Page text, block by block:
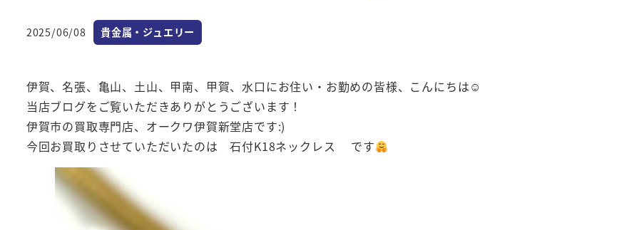
投稿日
2025/06/08 カテゴリー
貴金属・ジュエリー
伊賀、名張、亀山、土山、甲南、甲賀、水口にお住い・お勤めの皆様、こんにちは☺
当店ブログをご覧いただきありがとうございます！
伊賀市の買取専門店、オークワ伊賀新堂店です:)
今回お買取りさせていただいたのは 石付K18ネックレス です